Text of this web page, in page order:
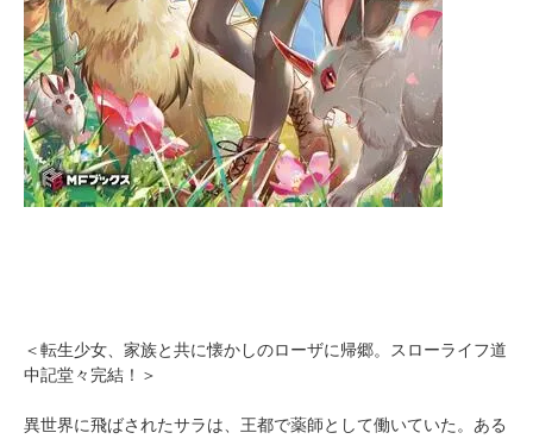
＜転生少女、家族と共に懐かしのローザに帰郷。スローライフ道
中記堂々完結！＞
異世界に飛ばされたサラは、王都で薬師として働いていた。ある